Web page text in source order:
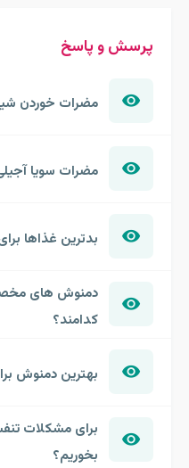
پرسش و پاسخ
مضرات خوردن
مضرات سویا
بدترین غذاها
دمنوش های
کدامند؟
بهترین دمنوش
برای مشکلات
بخوریم؟